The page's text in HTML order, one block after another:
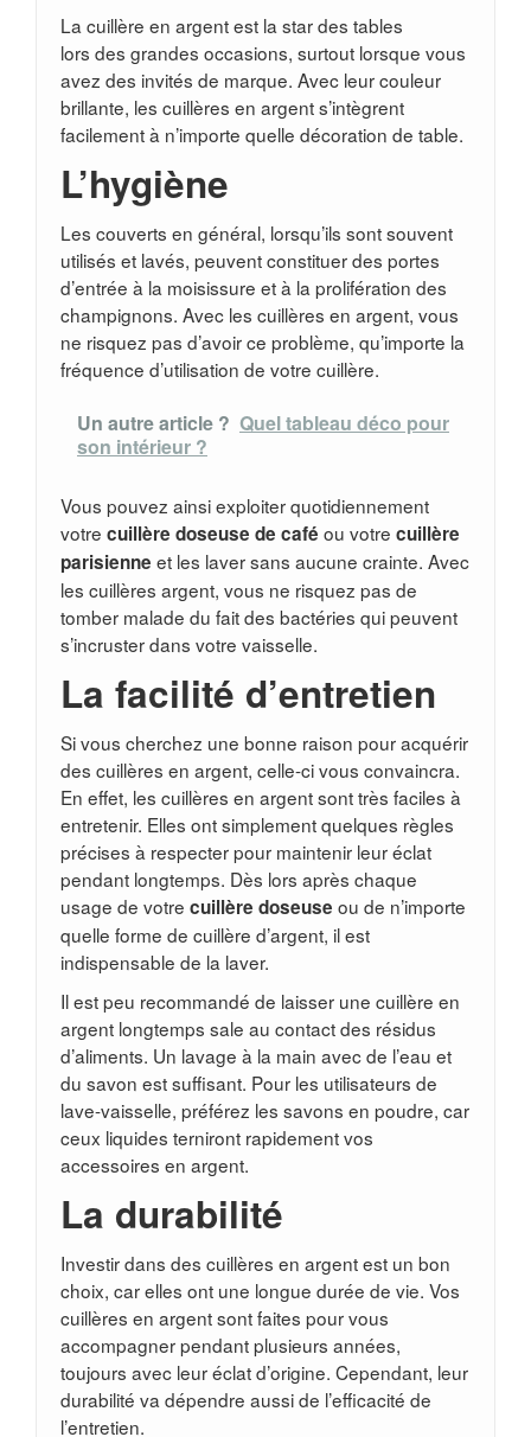
La cuillère en argent est la star des tables
lors des grandes occasions, surtout lorsque vous
avez des invités de marque. Avec leur couleur
brillante, les cuillères en argent s’intègrent
facilement à n’importe quelle décoration de table.
L’hygiène
Les couverts en général, lorsqu’ils sont souvent
utilisés et lavés, peuvent constituer des portes
d’entrée à la moisissure et à la prolifération des
champignons. Avec les cuillères en argent, vous
ne risquez pas d’avoir ce problème, qu’importe la
fréquence d’utilisation de votre cuillère.
Un autre article ? Quel tableau déco pour
son intérieur ?
Vous pouvez ainsi exploiter quotidiennement
votre cuillère doseuse de café ou votre cuillère
parisienne et les laver sans aucune crainte. Avec
les cuillères argent, vous ne risquez pas de
tomber malade du fait des bactéries qui peuvent
s’incruster dans votre vaisselle.
La facilité d’entretien
Si vous cherchez une bonne raison pour acquérir
des cuillères en argent, celle-ci vous convaincra.
En effet, les cuillères en argent sont très faciles à
entretenir. Elles ont simplement quelques règles
précises à respecter pour maintenir leur éclat
pendant longtemps. Dès lors après chaque
usage de votre cuillère doseuse ou de n’importe
quelle forme de cuillère d’argent, il est
indispensable de la laver.
Il est peu recommandé de laisser une cuillère en
argent longtemps sale au contact des résidus
d’aliments. Un lavage à la main avec de l’eau et
du savon est suffisant. Pour les utilisateurs de
lave-vaisselle, préférez les savons en poudre, car
ceux liquides terniront rapidement vos
accessoires en argent.
La durabilité
Investir dans des cuillères en argent est un bon
choix, car elles ont une longue durée de vie. Vos
cuillères en argent sont faites pour vous
accompagner pendant plusieurs années,
toujours avec leur éclat d’origine. Cependant, leur
durabilité va dépendre aussi de l’efficacité de
l’entretien.